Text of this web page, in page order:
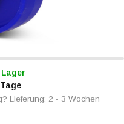
Lieferung: 2 - 3 Wochen